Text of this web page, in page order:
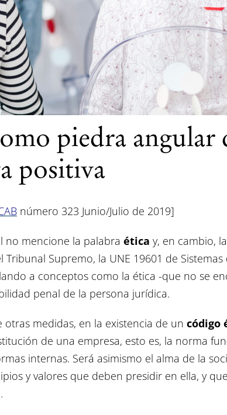
piedra angular
positiva
número 323 Junio/Julio de 2019]
no mencione la palabra ética y, en cambio,
Tribunal Supremo, la UNE 19601 de
a conceptos como la ética -que no se
penal de la persona jurídica.
medidas, en la existencia de un código
de una empresa, esto es, la norma
internas. Será asimismo el alma de la
y valores que deben presidir en ella, y